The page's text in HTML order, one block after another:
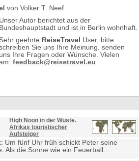
von Volker T. Neef.
Unser Autor berichtet aus der
Bundeshauptstadt und ist in Berlin wohnhaft.
Sehr geehrte ReiseTravel User, bitte
Sie uns Ihre Meinung, senden
uns Ihre Fragen oder Wünsche. Vielen
feedback@reisetravel.eu
High Noon in der Wüste.
Afrikas touristischer
Aufsteiger
Um fünf Uhr früh schickt Peter seine
Als die Sonne wie ein Feuerball...